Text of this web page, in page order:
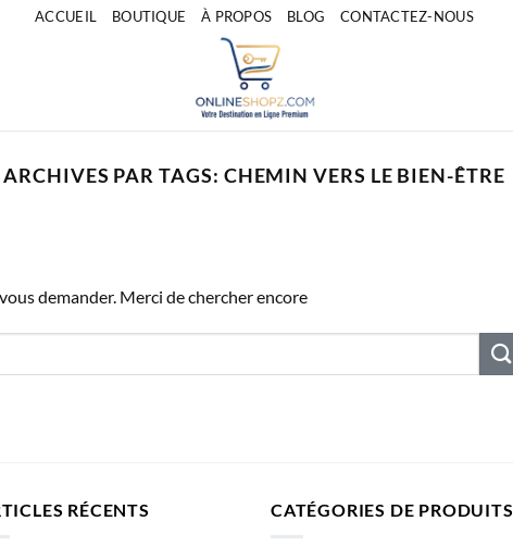
ACCUEIL BOUTIQUE À PROPOS BLOG CONTACTEZ-NOUS
ARCHIVES PAR TAGS: CHEMIN VERS LE BIEN-ÊTRE
demander. Merci de chercher encore
RÉCENTS CATÉGORIES DE PRODUITS